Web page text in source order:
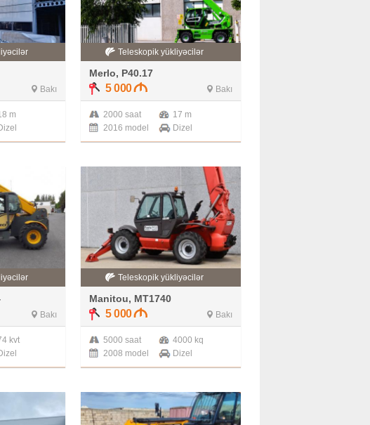
Bakı
m
Teleskopik yükliyəcilər
Merlo, P40.17
5 000 Bakı
2000 saat
17 m
2016 model
Dizel
Bakı
kvt
Teleskopik yükliyəcilər
Manitou, MT1740
5 000 Bakı
5000 saat
4000 kq
2008 model
Dizel